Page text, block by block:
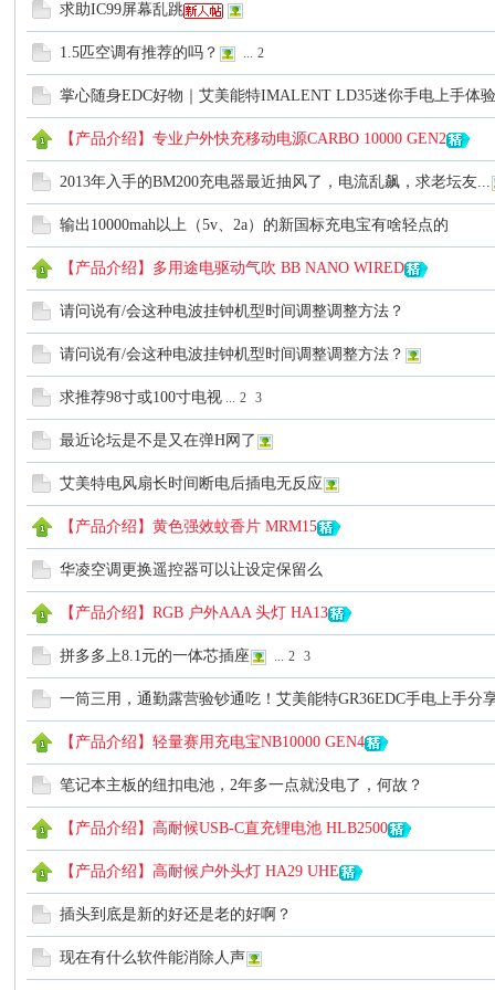
爱
好
求助IC99屏幕乱跳
1.5匹空调有推荐的吗？ ... 2
掌心随身EDC好物｜艾美能特IMALENT LD35迷你手电上手体
【产品介绍】专业户外快充移动电源CARBO 10000 GEN2
2013年入手的BM200充电器最近抽风了，电流乱飙，求老坛友...
输出10000mah以上（5v、2a）的新国标充电宝有啥轻点的
【产品介绍】多用途电驱动气吹 BB NANO WIRED
请问说有/会这种电波挂钟机型时间调整调整方法？
请问说有/会这种电波挂钟机型时间调整调整方法？
求推荐98寸或100寸电视 ... 2 3
最近论坛是不是又在弹H网了
艾美特电风扇长时间断电后插电无反应
【产品介绍】黄色强效蚊香片 MRM15
华凌空调更换遥控器可以让设定保留么
【产品介绍】RGB 户外AAA 头灯 HA13
拼多多上8.1元的一体芯插座 ... 2 3
一筒三用，通勤露营验钞通吃！艾美能特GR36EDC手电上手分
【产品介绍】轻量赛用充电宝NB10000 GEN4
笔记本主板的纽扣电池，2年多一点就没电了，何故？
【产品介绍】高耐候USB-C直充锂电池 HLB2500
【产品介绍】高耐候户外头灯 HA29 UHE
插头到底是新的好还是老的好啊？
现在有什么软件能消除人声